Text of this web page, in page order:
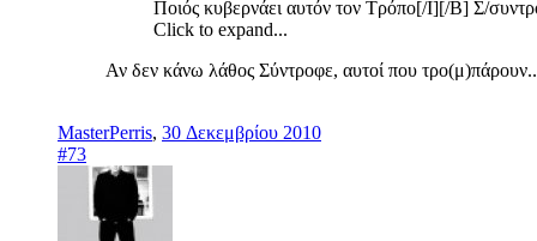
Ποιός κυβερνάει αυτόν τον Τρόπο[/I][/B] Σ/
Click to expand...
Αν δεν κάνω λάθος Σύντροφε, αυτοί που
MasterPerris, 30 Δεκεμβρίου 2010
#73